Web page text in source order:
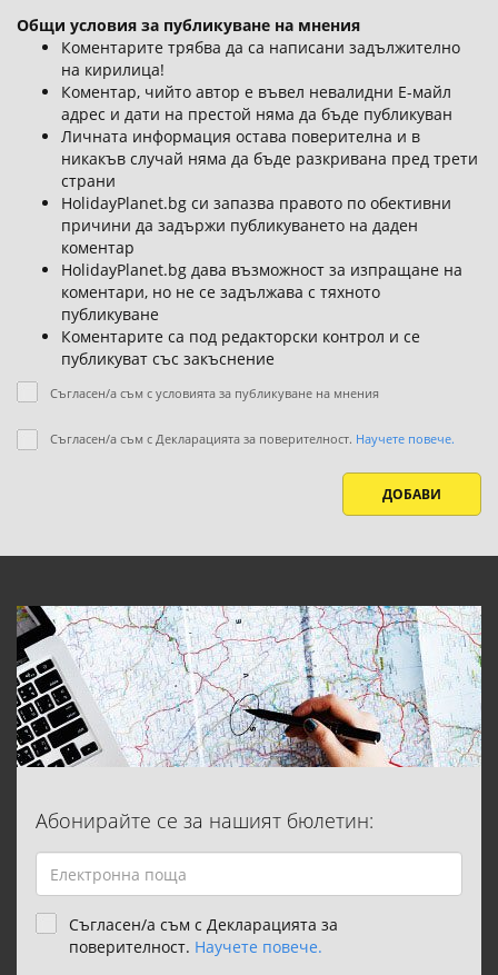
Общи условия за публикуване на мнения
Коментарите трябва да са написани задължително
на кирилица!
Коментар, чийто автор е въвел невалидни Е-майл
адрес и дати на престой няма да бъде публикуван
Личната информация остава поверителна и в
никакъв случай няма да бъде разкривана пред трети
страни
HolidayPlanet.bg си запазва правото по обективни
причини да задържи публикуването на даден
коментар
HolidayPlanet.bg дава възможност за изпращане на
коментари, но не се задължава с тяхното
публикуване
Коментарите са под редакторски контрол и се
публикуват със закъснение
Съгласен/а съм с условията за публикуване на мнения
Съгласен/а съм с Декларацията за поверителност. Научете повече.
ДОБАВИ
Абонирайте се за нашият бюлетин:
Съгласен/а съм с Декларацията за
поверителност. Научете повече.